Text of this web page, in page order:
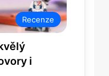
Recenze
i